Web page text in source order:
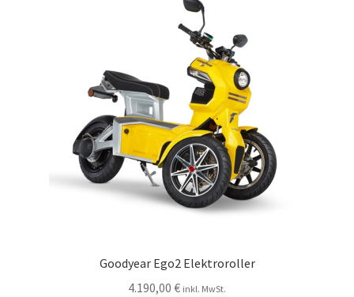
Goodyear Ego2 Elektroroller
4.190,00 € inkl. MwSt.